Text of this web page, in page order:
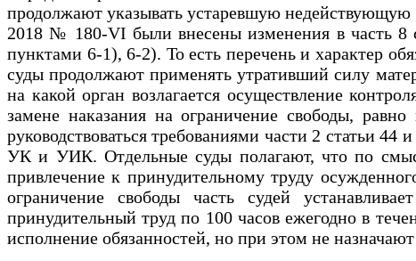
продолжают указывать устаревшую
2018 № 180-VI были внесены изменения в часть 8
пунктами 6-1), 6-2). То есть перечень и характер
суды продолжают применять утративший силу
на какой орган возлагается осуществление
замене наказания на ограничение свободы,
руководствоваться требованиями части 2 статьи
УК и УИК. Отдельные суды полагают, что по
привлечение к принудительному труду
ограничение свободы часть судей
принудительный труд по 100 часов ежегодно в
исполнение обязанностей, но при этом не